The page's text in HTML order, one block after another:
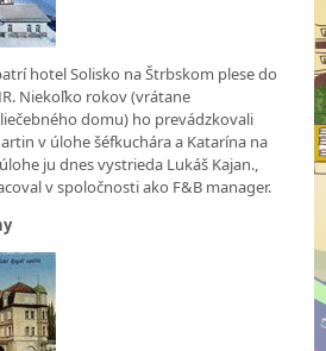
hotel Solisko na Štrbskom plese do
Niekoľko rokov (vrátane
domu) ho prevádzkovali
v úlohe šéfkuchára a Katarína na
ju dnes vystrieda Lukáš Kajan.,
v spoločnosti ako F&B manager.